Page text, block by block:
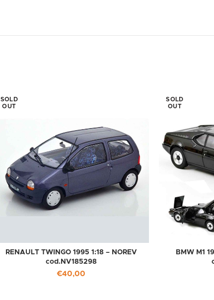
SOLD
OUT
RENAULT TWINGO 1995 1:18 – NOREV
cod.NV185298
€40,00
SOLD
OUT
BMW M1